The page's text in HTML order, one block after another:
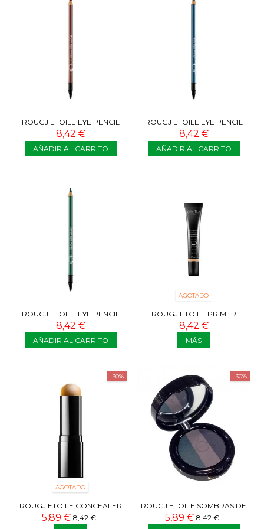
ROUGJ ETOILE EYE PENCIL
MARRÓN
8,42 €
AÑADIR AL CARRITO
ROUGJ ETOILE EYE PENCIL
AZUL
8,42 €
AÑADIR AL CARRITO
ROUGJ ETOILE EYE PENCIL
VERDE
8,42 €
AÑADIR AL CARRITO
AGOTADO
ROUGJ ETOILE PRIMER
8,42 €
MÁS
-30%
AGOTADO
ROUGJ ETOILE CONCEALER
OSCURO
5,89 € 8,42 €
-30%
ROUGJ ETOILE SOMBRAS DE
OJOS TRIO NAVY
5,89 € 8,42 €